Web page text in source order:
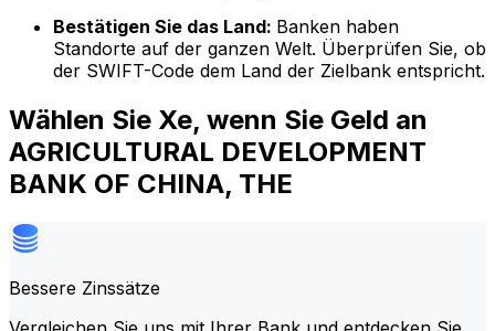
Bestätigen Sie das Land: Banken haben
Standorte auf der ganzen Welt. Überprüfen Sie, ob
der SWIFT-Code dem Land der Zielbank entspricht.
Wählen Sie Xe, wenn Sie Geld an
AGRICULTURAL DEVELOPMENT
BANK OF CHINA, THE
Bessere Zinssätze